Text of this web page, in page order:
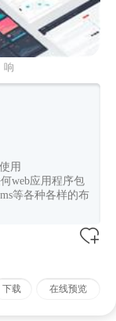
响
用
web应用程序包
等各种各样的布
下载 在线预览